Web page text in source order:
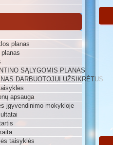
planas
SĄLYGOMIS PLANAS
DARBUOTOJUI UŽSIKRĖTUS
apsauga
įgyvendinimo mokykloje
taisyklės